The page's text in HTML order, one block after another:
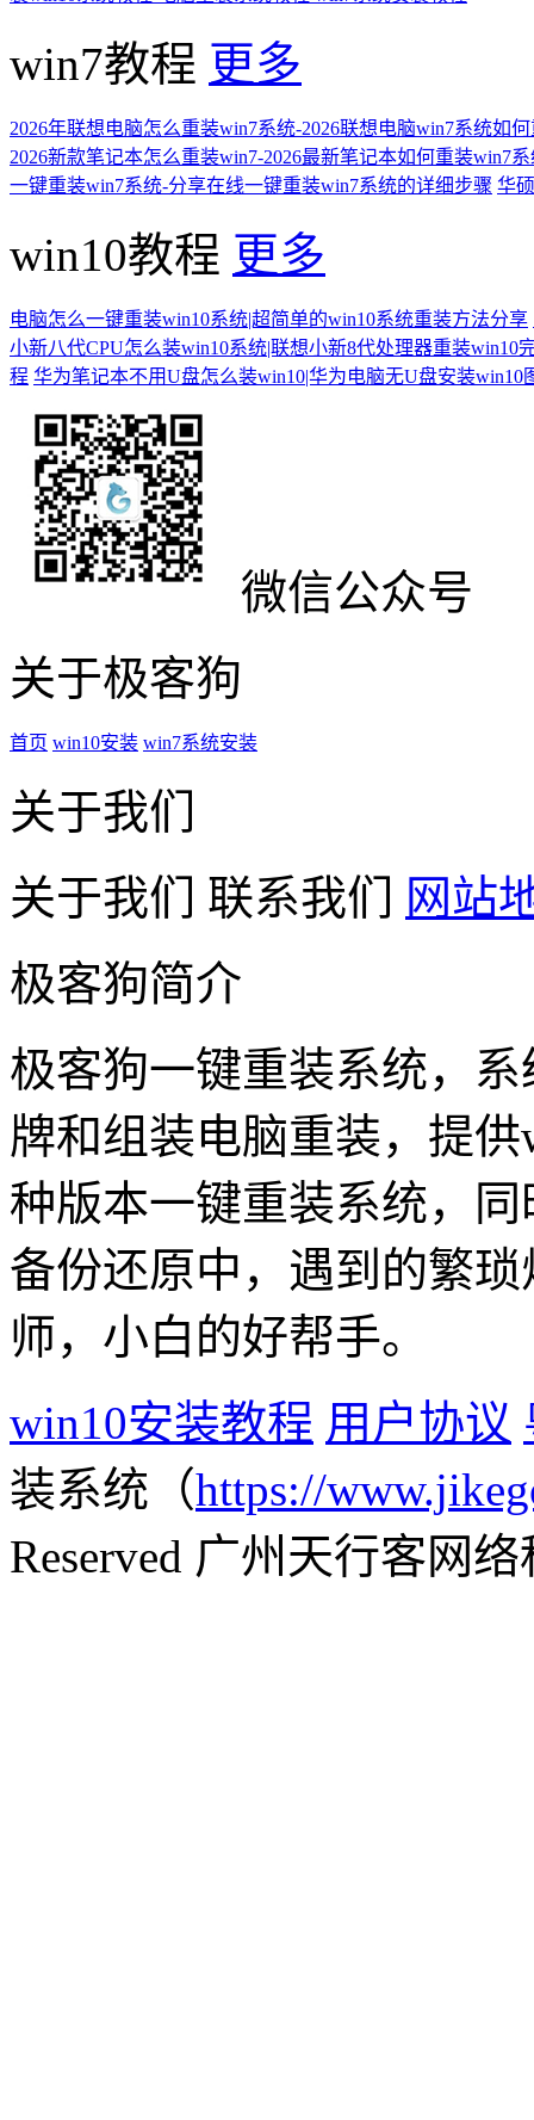
win7教程 更多
2026年联想电脑怎么重装win7系统-2026联想电脑win7系统如
2026新款笔记本怎么重装win7-2026最新笔记本如何重装win7
一键重装win7系统-分享在线一键重装win7系统的详细步骤 华
win10教程 更多
电脑怎么一键重装win10系统|超简单的win10系统重装方法分享
小新八代CPU怎么装win10系统|联想小新8代处理器重装win10
程 华为笔记本不用U盘怎么装win10|华为电脑无U盘安装win10
微信公众号
关于极客狗
首页 win10安装 win7系统安装
关于我们
关于我们
联系我们
网站
极客狗简介
极客狗一键重装系统，
牌和组装电脑重装，提
种版本一键重装系统，
备份还原中，遇到的繁
师，小白的好帮手。
win10安装教程 用户协议
装系统（https://
Reserved 广州天行客网